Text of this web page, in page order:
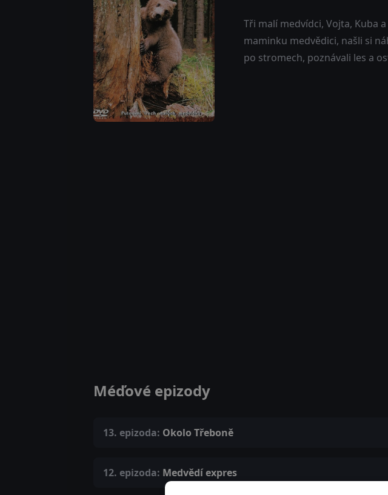
Tři malí medvídci, Vojta, Kuba
maminku medvědici, našli si
po stromech, poznávali les a
Méďové epizody
13. epizoda: Okolo Třeboně
12. epizoda: Medvědí expres